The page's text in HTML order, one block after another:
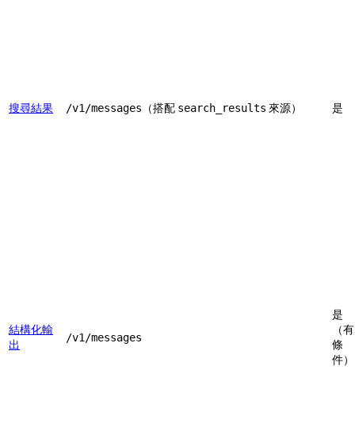
搜尋結果 /v1/messages （搭配 search_results 來源） 是
結構化輸
出
/v1/messages
是
（有
條
件）